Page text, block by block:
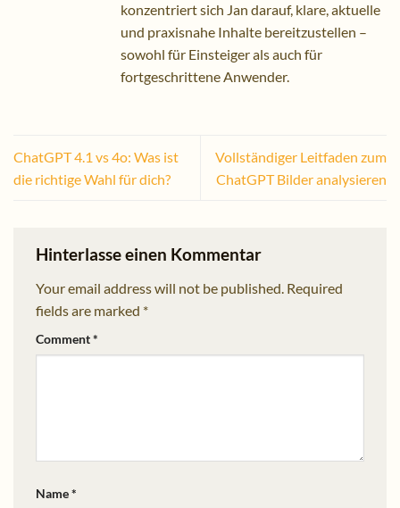
konzentriert sich Jan darauf, klare, aktuelle
und praxisnahe Inhalte bereitzustellen –
sowohl für Einsteiger als auch für
fortgeschrittene Anwender.
ChatGPT 4.1 vs 4o: Was ist
die richtige Wahl für dich?
Vollständiger Leitfaden zum
ChatGPT Bilder analysieren
Hinterlasse einen Kommentar
Your email address will not be published. Required
fields are marked *
Comment*
Name *